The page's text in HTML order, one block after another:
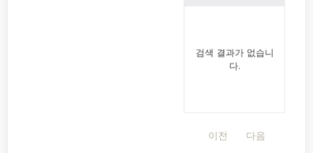
검색 결과가 없습니
다.
이전 다음